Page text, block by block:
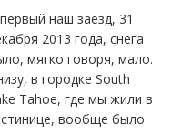
наш заезд, 31
2013 года, снега
мягко говоря, мало.
в городке South
Tahoe, где мы жили в
вообще было